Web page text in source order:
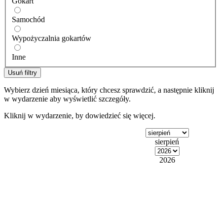
Samochód
Wypożyczalnia gokartów
Inne
Usuń filtry
Wybierz dzień miesiąca, który chcesz sprawdzić, a następnie kliknij
w wydarzenie aby wyświetlić szczegóły.
Kliknij w wydarzenie, by dowiedzieć się więcej.
sierpień
2026